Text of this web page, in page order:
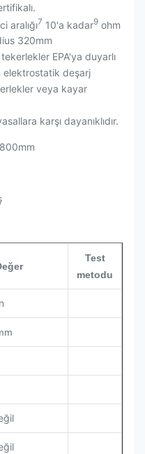
aralığı7 10'a kadar9 ohm
320mm
EPA'ya duyarlı
elektrostatik deşarj
veya kayar
karşı dayanıklıdır.
Test
metodu